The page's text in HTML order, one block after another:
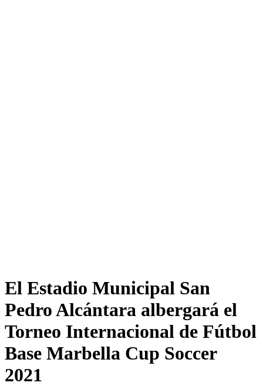
El Estadio Municipal San
Pedro Alcántara albergará el
Torneo Internacional de Fútbol
Base Marbella Cup Soccer
2021